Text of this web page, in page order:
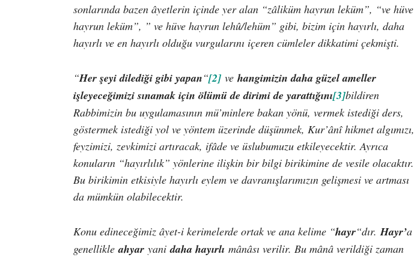
sonlarında bazen âyetlerin içinde yer alan “zâliküm hayrun leküm”, “ve hüve
hayrun leküm”, ” ve hüve hayrun lehû/lehüm” gibi, bizim için hayırlı, daha
hayırlı ve en hayırlı olduğu vurgularını içeren cümleler dikkatimi çekmişti.
“Her şeyi dilediği gibi yapan“[2] ve hangimizin daha güzel ameller
işleyeceğimizi sınamak için ölümü de dirimi de yarattığını[3]bildiren
Rabbimizin bu uygulamasının mü’minlere bakan yönü, vermek istediği ders,
göstermek istediği yol ve yöntem üzerinde düşünmek, Kur’ânî hikmet algımızı,
feyzimizi, zevkimizi artıracak, ifâde ve üslubumuzu etkileyecektir. Ayrıca
konuların “hayırlılık” yönlerine ilişkin bir bilgi birikimine de vesile olacaktır.
Bu birikimin etkisiyle hayırlı eylem ve davranışlarımızın gelişmesi ve artması
da mümkün olabilecektir.
Konu edineceğimiz âyet-i kerimelerde ortak ve ana kelime “hayr“dır. Hayr’a
genellikleahyar yanidaha hayırlı mânâsı verilir. Bu mânâ verildiği zaman